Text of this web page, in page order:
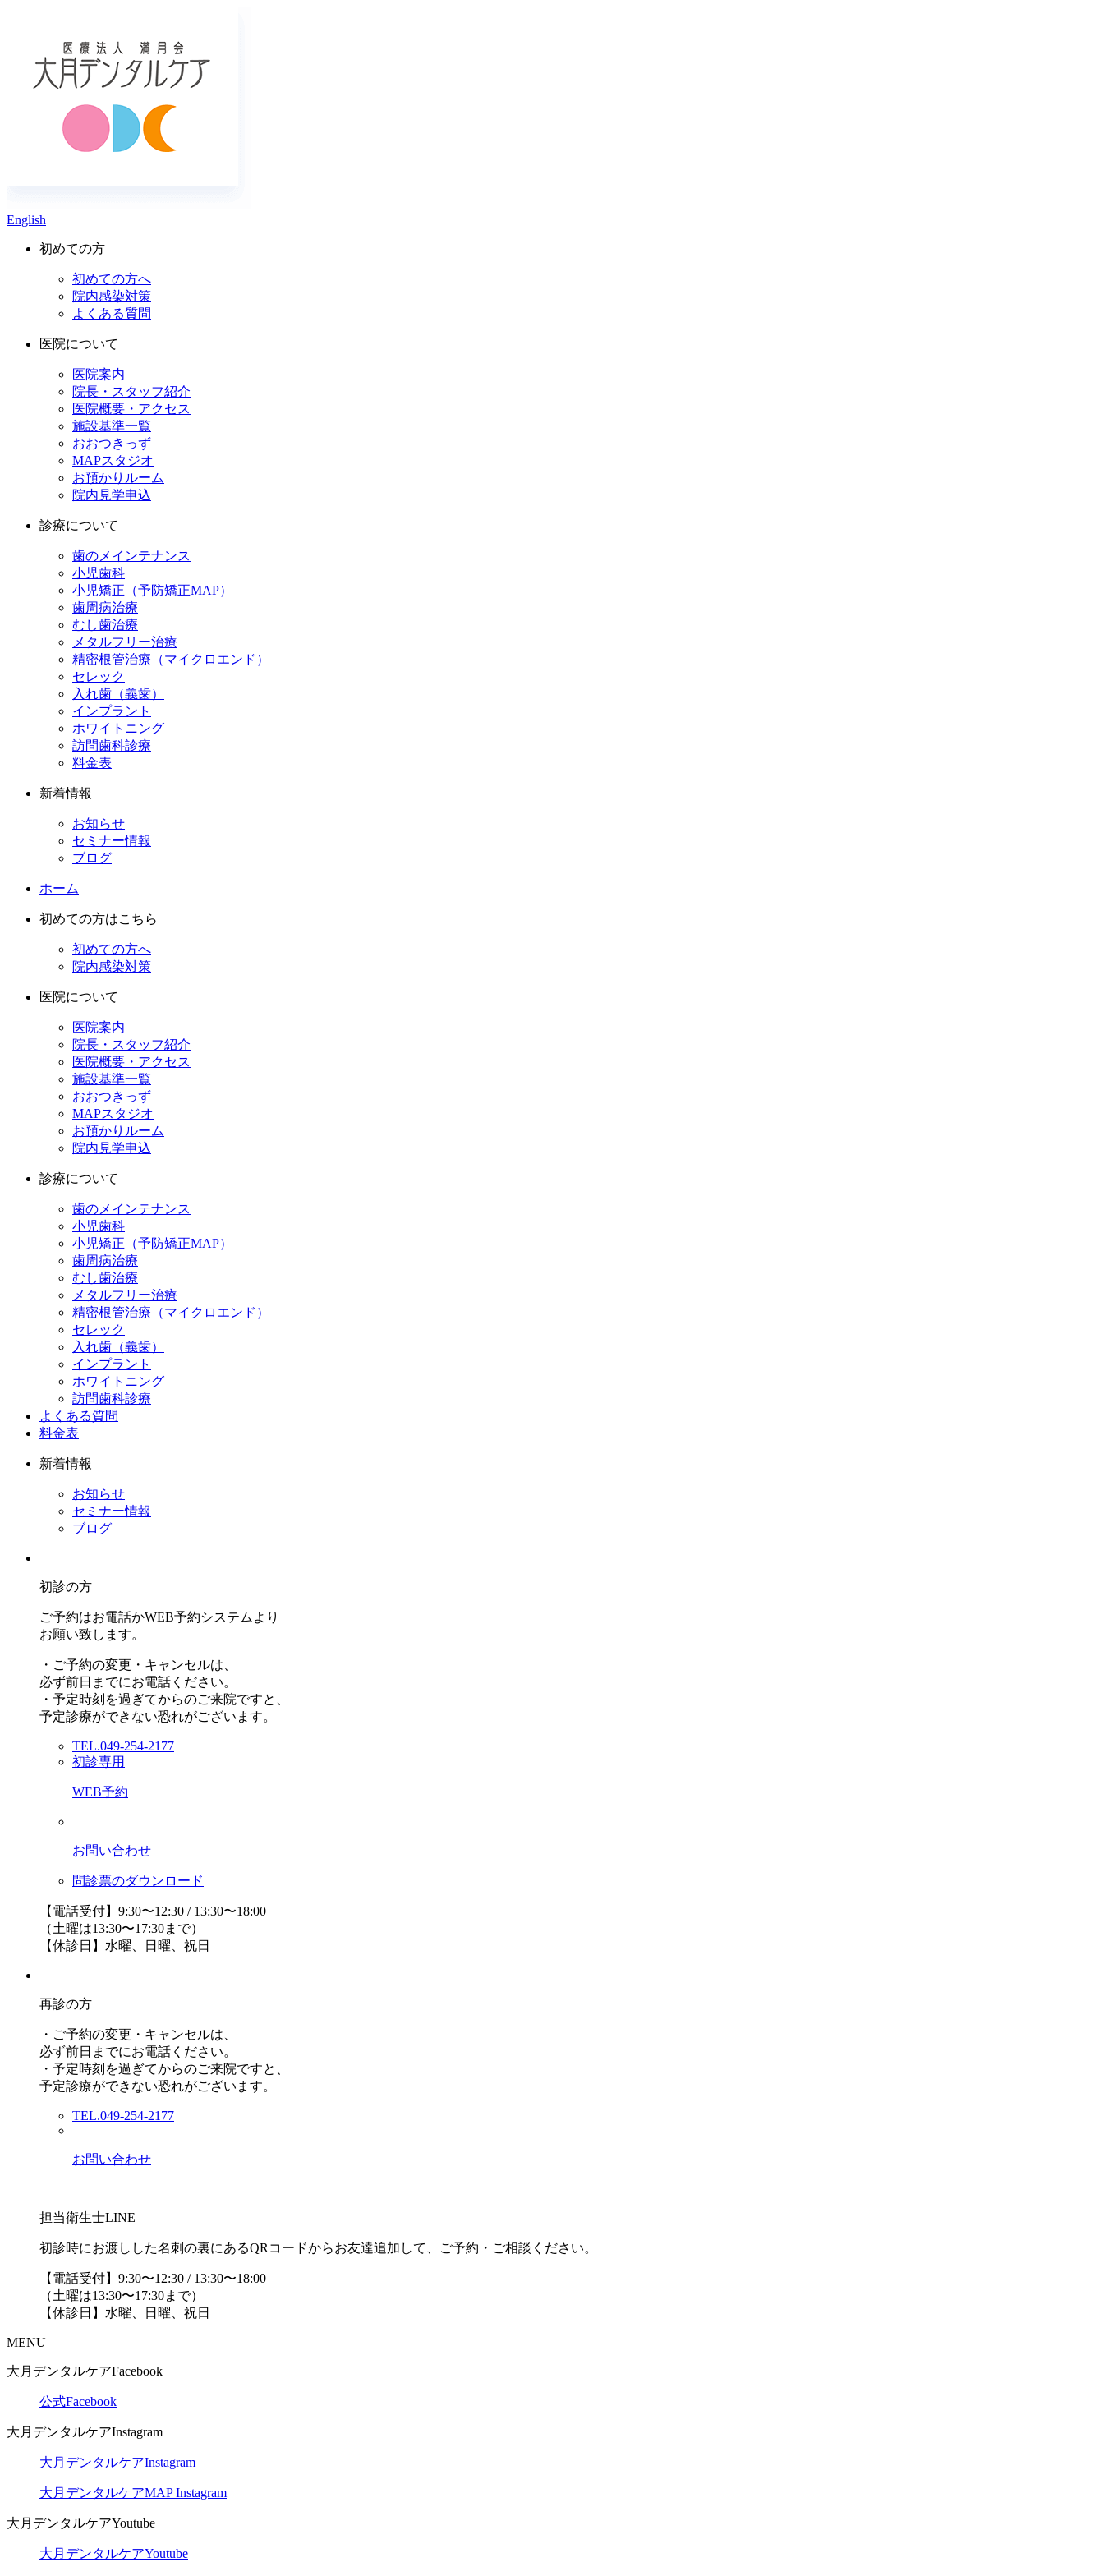
English
初めての方
初めての方へ
院内感染対策
よくある質問
医院について
医院案内
院長・スタッフ紹介
医院概要・アクセス
施設基準一覧
おおつきっず
MAPスタジオ
お預かりルーム
院内見学申込
診療について
歯のメインテナンス
小児歯科
小児矯正（予防矯正MAP）
歯周病治療
むし歯治療
メタルフリー治療
精密根管治療（マイクロエンド）
セレック
入れ歯（義歯）
インプラント
ホワイトニング
訪問歯科診療
料金表
新着情報
お知らせ
セミナー情報
ブログ
ホーム
初めての方はこちら
初めての方へ
院内感染対策
医院について
医院案内
院長・スタッフ紹介
医院概要・アクセス
施設基準一覧
おおつきっず
MAPスタジオ
お預かりルーム
院内見学申込
診療について
歯のメインテナンス
小児歯科
小児矯正（予防矯正MAP）
歯周病治療
むし歯治療
メタルフリー治療
精密根管治療（マイクロエンド）
セレック
入れ歯（義歯）
インプラント
ホワイトニング
訪問歯科診療
よくある質問
料金表
新着情報
お知らせ
セミナー情報
ブログ
初診の方
ご予約はお電話かWEB予約システムより
お願い致します。
・ご予約の変更・キャンセルは、
必ず前日までにお電話ください。
・予定時刻を過ぎてからのご来院ですと、
予定診療ができない恐れがございます。
TEL.049-254-2177
初診専用
WEB予約
お問い合わせ
問診票のダウンロード
【電話受付】9:30〜12:30 / 13:30〜18:00
（土曜は13:30〜17:30まで）
【休診日】水曜、日曜、祝日
再診の方
・ご予約の変更・キャンセルは、
必ず前日までにお電話ください。
・予定時刻を過ぎてからのご来院ですと、
予定診療ができない恐れがございます。
TEL.049-254-2177
お問い合わせ
担当衛生士LINE
初診時にお渡しした名刺の裏にあるQRコードからお友達追加して、ご予約・ご相談ください。
【電話受付】9:30〜12:30 / 13:30〜18:00
（土曜は13:30〜17:30まで）
【休診日】水曜、日曜、祝日
MENU
大月デンタルケアFacebook
公式Facebook
大月デンタルケアInstagram
大月デンタルケアInstagram
大月デンタルケアMAP Instagram
大月デンタルケアYoutube
大月デンタルケアYoutube